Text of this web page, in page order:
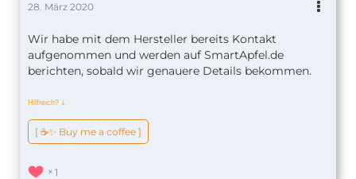
28. März 2020
Wir habe mit dem Hersteller bereits Kontakt
aufgenommen und werden auf SmartApfel.de
berichten, sobald wir genauere Details bekommen.
Hilfreich? ↆ
[ ☕️✨ Buy me a coffee ]
1